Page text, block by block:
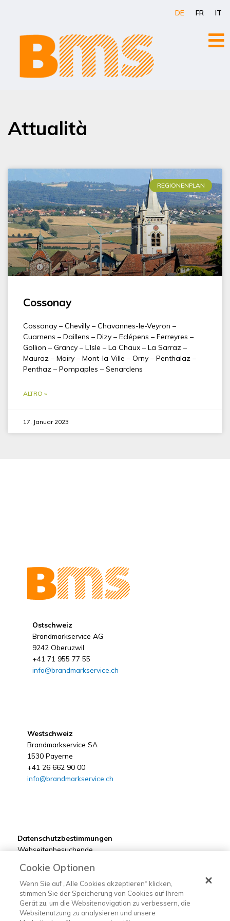
DE FR IT
Attualità
REGIONENPLAN
Cossonay
Cossonay – Chevilly – Chavannes-le-Veyron –
Cuarnens – Daillens – Dizy – Eclépens – Ferreyres –
Gollion – Grancy – L’Isle – La Chaux – La Sarraz –
Mauraz – Moiry – Mont-la-Ville – Orny – Penthalaz –
Penthaz – Pompaples – Senarclens
ALTRO »
17. Januar 2023
Ostschweiz
Brandmarkservice AG
9242 Oberuzwil
+41 71 955 77 55
info@brandmarkservice.ch
Westschweiz
Brandmarkservice SA
1530 Payerne
+41 26 662 90 00
info@brandmarkservice.ch
Datenschutzbestimmungen
Webseitenbesuchende
Bewerber
Lieferanten
Cookie Optionen
Wenn Sie auf „Alle Cookies akzeptieren“ klicken,
stimmen Sie der Speicherung von Cookies auf Ihrem
Gerät zu, um die Websitenavigation zu verbessern, die
Websitenutzung zu analysieren und unsere